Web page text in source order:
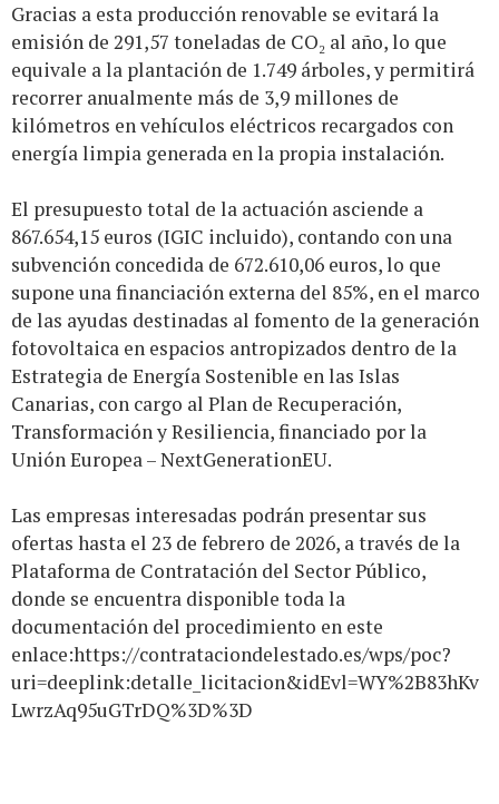
Gracias a esta producción renovable se evitará la
emisión de 291,57 toneladas de CO₂ al año, lo que
equivale a la plantación de 1.749 árboles, y permitirá
recorrer anualmente más de 3,9 millones de
kilómetros en vehículos eléctricos recargados con
energía limpia generada en la propia instalación.
El presupuesto total de la actuación asciende a
867.654,15 euros (IGIC incluido), contando con una
subvención concedida de 672.610,06 euros, lo que
supone una financiación externa del 85%, en el marco
de las ayudas destinadas al fomento de la generación
fotovoltaica en espacios antropizados dentro de la
Estrategia de Energía Sostenible en las Islas
Canarias, con cargo al Plan de Recuperación,
Transformación y Resiliencia, financiado por la
Unión Europea – NextGenerationEU.
Las empresas interesadas podrán presentar sus
ofertas hasta el 23 de febrero de 2026, a través de la
Plataforma de Contratación del Sector Público,
donde se encuentra disponible toda la
documentación del procedimiento en este
enlace:https://contrataciondelestado.es/wps/poc?
uri=deeplink:detalle_licitacion&idEvl=WY%2B83hKv
LwrzAq95uGTrDQ%3D%3D